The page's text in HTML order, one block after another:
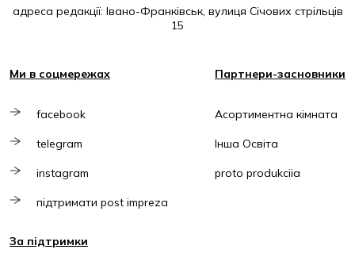
адреса редакції: Івано-Франківськ, вулиця Січових стрільців
15
Ми в соцмережах
facebook
telegram
instagram
підтримати post impreza
Партнери-засновники
Асортиментна кімната
Інша Освіта
proto produkciia
За підтримки